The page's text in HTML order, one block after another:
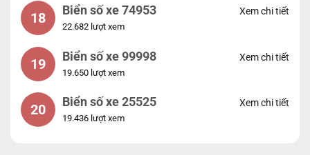
18 Biển số xe 74953
22.682 lượt xem
Xem chi tiết
19 Biển số xe 99998
19.650 lượt xem
Xem chi tiết
20 Biển số xe 25525
19.436 lượt xem
Xem chi tiết